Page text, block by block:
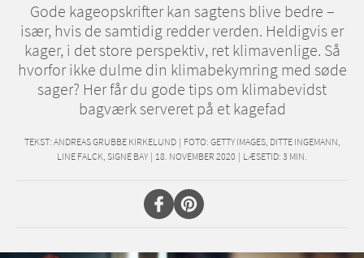
Gode kageopskrifter kan sagtens blive bedre –
især, hvis de samtidig redder verden. Heldigvis er
kager, i det store perspektiv, ret klimavenlige. Så
hvorfor ikke dulme din klimabekymring med søde
sager? Her får du gode tips om klimabevidst
bagværk serveret på et kagefad
TEKST: ANDREAS GRUBBE KIRKELUND | FOTO: GETTY IMAGES, DITTE INGEMANN,
LINE FALCK, SIGNE BAY | 18. NOVEMBER 2020 | LÆSETID: 3 MIN.